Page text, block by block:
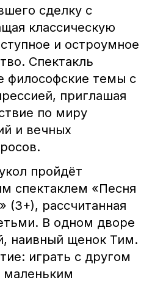
сделку с
классическую
и остроумное
Спектакль
философские темы с
приглашая
по миру
и вечных
пройдёт
спектаклем «Песня
(3+), рассчитанная
В одном дворе
наивный щенок Тим.
играть с другом